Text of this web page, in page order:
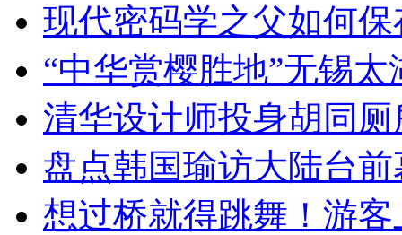
现代密码学之父如何
“中华赏樱胜地”无锡
清华设计师投身胡同
盘点韩国瑜访大陆台
想过桥就得跳舞！游客